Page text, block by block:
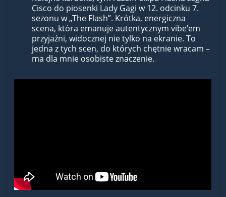
Cisco do piosenki Lady Gagi w 12. odcinku 7.
sezonu w „The Flash”. Krótka, energiczna
scena, która emanuje autentycznym vibe’em
przyjaźni, widocznej nie tylko na ekranie. To
jedna z tych scen, do których chętnie wracam –
ma dla mnie osobiste znaczenie.